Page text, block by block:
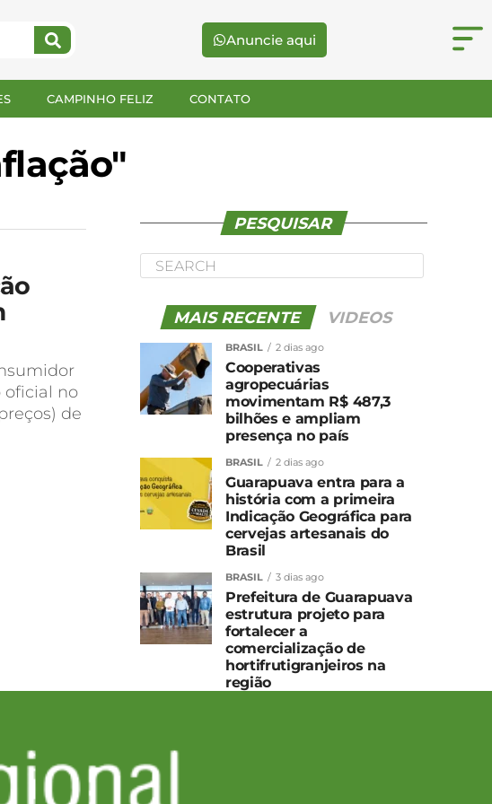
Anuncie aqui
CAMPINHO FELIZ CONTATO
oficial no
de
PESQUISAR
MAIS RECENTE VIDEOS
BRASIL 2 dias ago
Cooperativas
agropecuárias
movimentam R$ 487,3
bilhões e ampliam
presença no país
BRASIL 2 dias ago
Guarapuava entra para a
história com a primeira
Indicação Geográfica para
cervejas artesanais do
Brasil
BRASIL 3 dias ago
Prefeitura de Guarapuava
estrutura projeto para
fortalecer a
comercialização de
hortifrutigranjeiros na
região